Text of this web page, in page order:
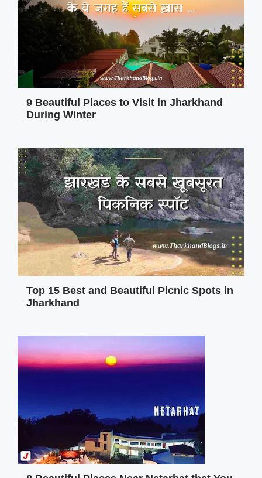
9 Beautiful Places to Visit in Jharkhand
During Winter
Top 15 Best and Beautiful Picnic Spots in
Jharkhand